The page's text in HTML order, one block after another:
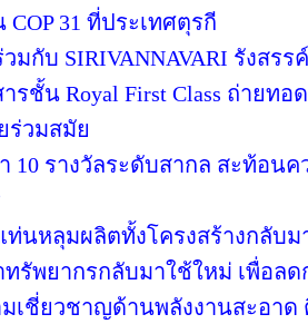
31 ที่ประเทศตุรกี
มกับ SIRIVANNAVARI รังสร
รชั้น Royal First Class ถ่ายท
ร่วมสมัย
10 รางวัลระดับสากล สะท้อน
นหลุมผลิตทั้งโครงสร้างกลับ
รัพยากรกลับมาใช้ใหม่ เพื่อล
มเชี่ยวชาญด้านพลังงานสะอา